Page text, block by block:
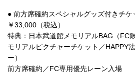
● 前方席確約スペシャルグッズ付きチケ
￥33,000（税込）
特典：日本武道館メモリアルBAG（FC
モリアルピクチャーチケット／HAPPY
ー）
前方席確約／FC専用優先レーン入場